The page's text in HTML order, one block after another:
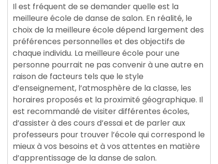
Il est fréquent de se demander quelle est la
meilleure école de danse de salon. En réalité, le
choix de la meilleure école dépend largement des
préférences personnelles et des objectifs de
chaque individu. La meilleure école pour une
personne pourrait ne pas convenir à une autre en
raison de facteurs tels que le style
d’enseignement, l’atmosphère de la classe, les
horaires proposés et la proximité géographique. Il
est recommandé de visiter différentes écoles,
d’assister à des cours d’essai et de parler aux
professeurs pour trouver l’école qui correspond le
mieux à vos besoins et à vos attentes en matière
d’apprentissage de la danse de salon.